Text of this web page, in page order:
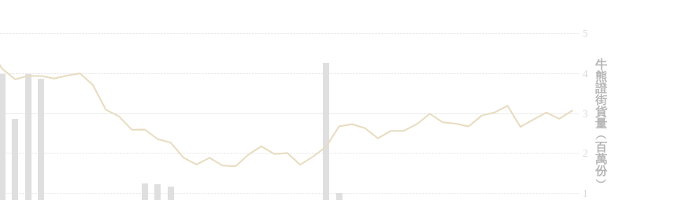
1
2
3
4
5
牛
熊
證
街
貨
量
︵
百
萬
份
︶